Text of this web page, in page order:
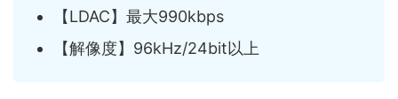
【LDAC】最大990kbps
【解像度】96kHz/24bit以上